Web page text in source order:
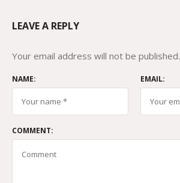
LEAVE A REPLY
Your email address will not be published.
NAME: EMAIL:
COMMENT: